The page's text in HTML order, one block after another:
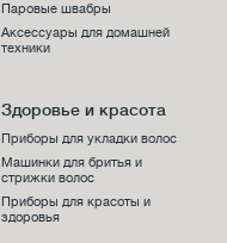
Паровые швабры
Аксессуары для домашней
техники
Здоровье и красота
Приборы для укладки волос
Машинки для бритья и
стрижки волос
Приборы для красоты и
здоровья